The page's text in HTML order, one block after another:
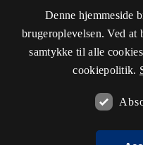
ISSN 0909-9328 (Trykt)
ISSN 1399-8617 (Online)
Det Kgl.
Denne hjemmeside
brugeroplevelsen. Ved at
samtykke til alle
cookiepolitik.